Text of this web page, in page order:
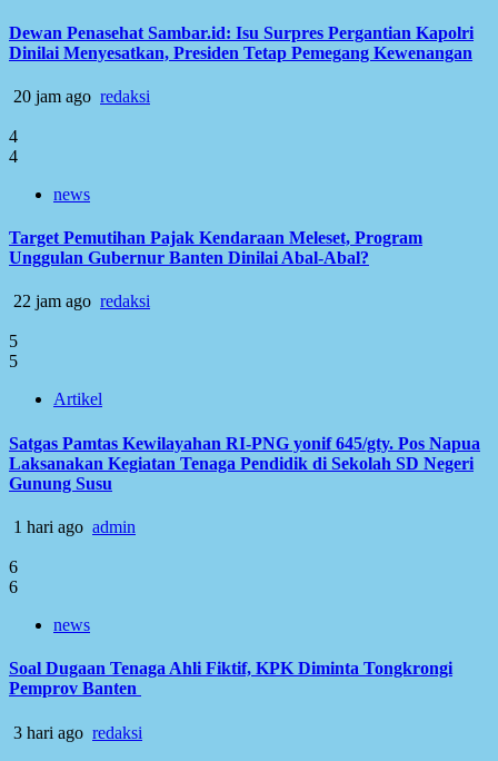
Dewan Penasehat Sambar.id: Isu Surpres Pergantian Kapolri
Dinilai Menyesatkan, Presiden Tetap Pemegang Kewenangan
20 jam ago redaksi
4
4
news
Target Pemutihan Pajak Kendaraan Meleset, Program
Unggulan Gubernur Banten Dinilai Abal-Abal?
22 jam ago redaksi
5
5
Artikel
Satgas Pamtas Kewilayahan RI-PNG yonif 645/gty. Pos Napua
Laksanakan Kegiatan Tenaga Pendidik di Sekolah SD Negeri
Gunung Susu
1 hari ago admin
6
6
news
Soal Dugaan Tenaga Ahli Fiktif, KPK Diminta Tongkrongi
Pemprov Banten
3 hari ago redaksi